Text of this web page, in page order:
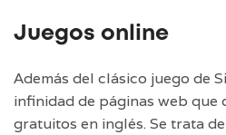
Juegos online
Además del clásico juego de
infinidad de páginas web que
gratuitos en inglés. Se trata